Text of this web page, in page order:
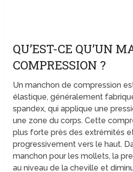
QU’EST-CE QU’UN
COMPRESSION ?
Un manchon de compression
élastique, généralement
spandex, qui applique une
une zone du corps. Cette
plus forte près des extrémités
progressivement vers le haut.
manchon pour les mollets, la
au niveau de la cheville et